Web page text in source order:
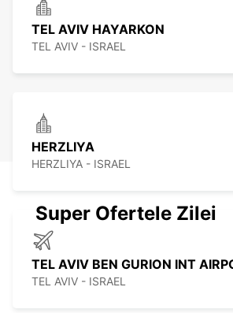
TEL AVIV HAYARKON
TEL AVIV - ISRAEL
HERZLIYA
HERZLIYA - ISRAEL
TEL AVIV BEN GURION INT
TEL AVIV - ISRAEL
Super Ofertele Zilei